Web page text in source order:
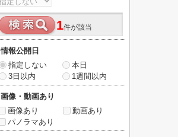
1件が該当
情報公開日
指定しない
本日
3日以内
1週間以内
画像・動画あり
画像あり
動画あり
パノラマあり